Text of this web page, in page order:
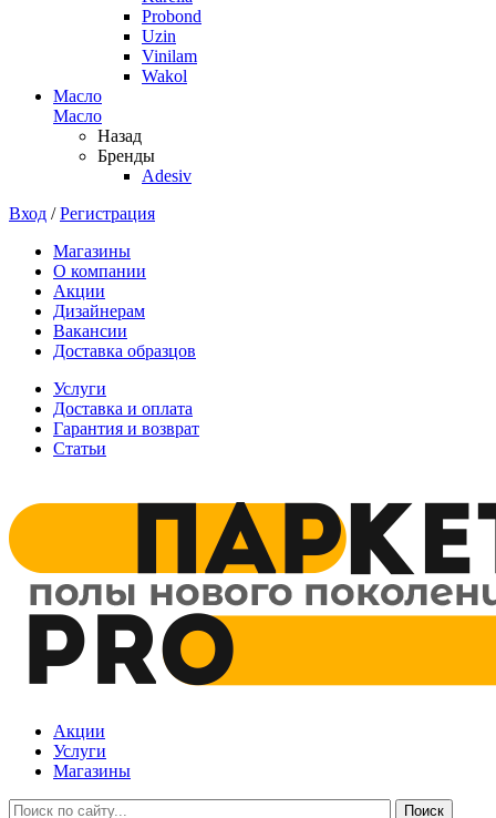
Probond
Uzin
Vinilam
Wakol
Масло
Масло
Назад
Бренды
Adesiv
Вход /Регистрация
Магазины
О компании
Акции
Дизайнерам
Вакансии
Доставка образцов
Услуги
Доставка и оплата
Гарантия и возврат
Статьи
Акции
Услуги
Магазины